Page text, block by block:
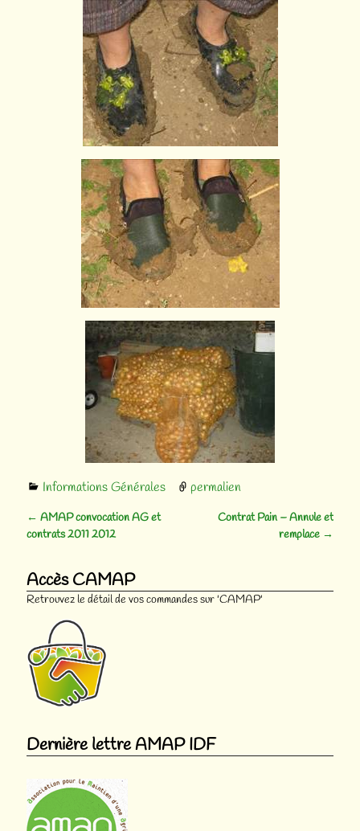
Informations Générales permalien
Navigation des articles
← AMAP convocation AG et
contrats 2011 2012
Contrat Pain – Annule et
remplace →
Accès CAMAP
Retrouvez le détail de vos commandes sur 'CAMAP'
Dernière lettre AMAP IDF